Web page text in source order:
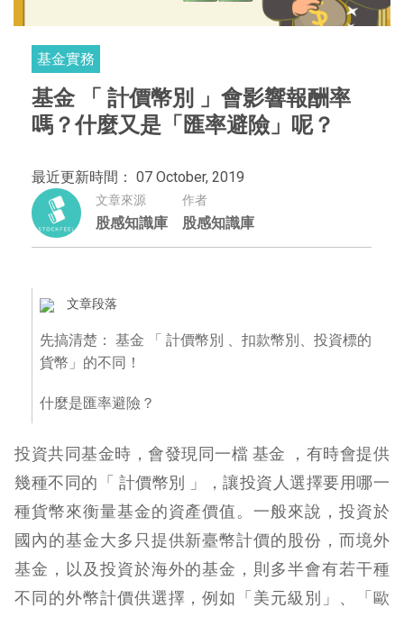
基金實務
基金 「 計價幣別 」會影響報酬率
嗎？什麼又是「匯率避險」呢？
最近更新時間： 07 October, 2019
文章來源
股感知識庫
作者
股感知識庫
文章段落
先搞清楚： 基金 「 計價幣別 、扣款幣別、投資標的
貨幣」的不同！
什麼是匯率避險？
投資共同基金時，會發現同一檔 基金 ，有時會提供
幾種不同的「 計價幣別 」，讓投資人選擇要用哪一
種貨幣來衡量基金的資產價值。一般來說，投資於
國內的基金大多只提供新臺幣計價的股份，而境外
基金，以及投資於海外的基金，則多半會有若干種
不同的外幣計價供選擇，例如「美元級別」、「歐